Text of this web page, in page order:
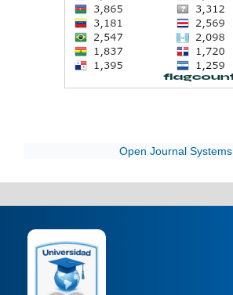
Open Journal Systems